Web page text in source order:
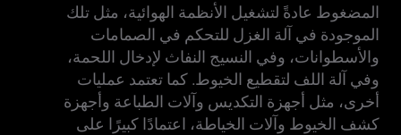
المضغوط عادةً لتشغيل الأنظمة الهوائية، مثل تلك
الموجودة في آلة الغزل للتحكم في الصمامات
والأسطوانات، وفي النسيج النفاث لإدخال اللحمة،
وفي آلة اللف لتقطيع الخيوط. كما تعتمد عمليات
أخرى، مثل أجهزة التكديس وآلات الطباعة وأجهزة
كشف الخيوط وآلات الخياطة، اعتمادًا كبيرًا على